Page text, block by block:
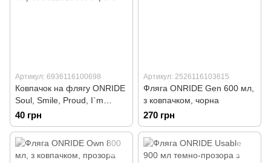
Артикул: 6936116100698
Ковпачок на флягу ONRIDE
Soul, Smile, Proud, I`m
Ukrainian (600 мл / 800 мл)
40 грн
Артикул: 2526116103615
Фляга ONRIDE Gen 600 мл,
з ковпачком, чорна
270 грн